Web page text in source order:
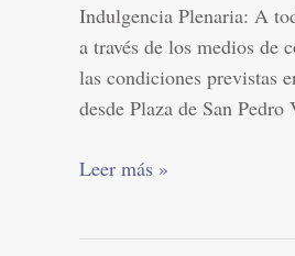
Indulgencia Plenaria: A
a través de los medios de
las condiciones previstas
desde Plaza de San
Orbi»con
Indulgencia
Plenaria
Leer más »